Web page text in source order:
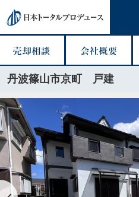
丹波篠山市京町 戸建